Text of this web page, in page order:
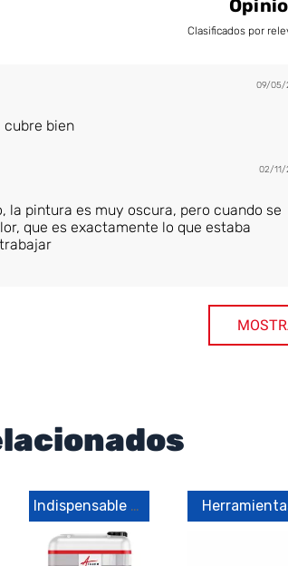
Clasificados por
09/05/
cubre bien
02/11/
la pintura es muy oscura, pero cuando se
que es exactamente lo que estaba
Indispensable según el caso